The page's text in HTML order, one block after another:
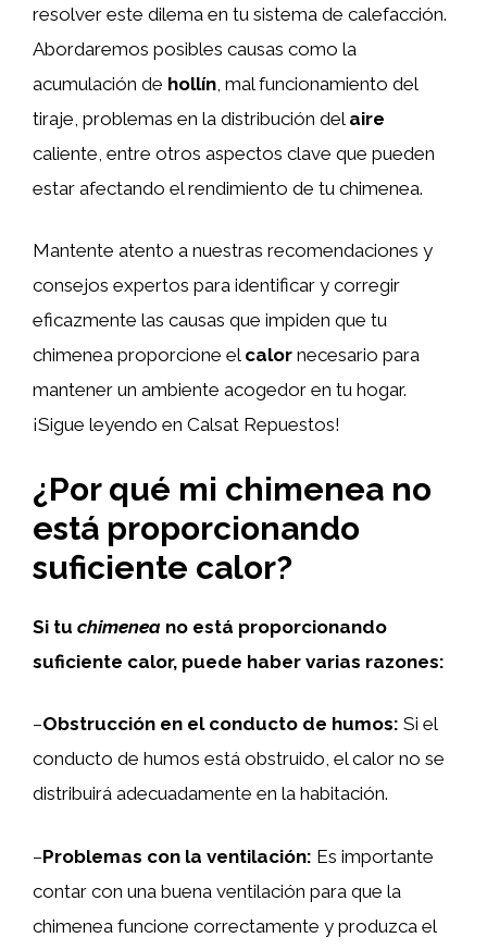
resolver este dilema en tu sistema de calefacción.
Abordaremos posibles causas como la
acumulación de hollín , mal funcionamiento del
tiraje, problemas en la distribución del aire
caliente, entre otros aspectos clave que pueden
estar afectando el rendimiento de tu chimenea.
Mantente atento a nuestras recomendaciones y
consejos expertos para identificar y corregir
eficazmente las causas que impiden que tu
chimenea proporcione el calor necesario para
mantener un ambiente acogedor en tu hogar.
¡Sigue leyendo en Calsat Repuestos!
¿Por qué mi chimenea no
está proporcionando
suficiente calor?
Si tu chimenea no está proporcionando
suficiente calor, puede haber varias razones:
–Obstrucción en el conducto de humos: Si el
conducto de humos está obstruido, el calor no se
distribuirá adecuadamente en la habitación.
–Problemas con la ventilación: Es importante
contar con una buena ventilación para que la
chimenea funcione correctamente y produzca el